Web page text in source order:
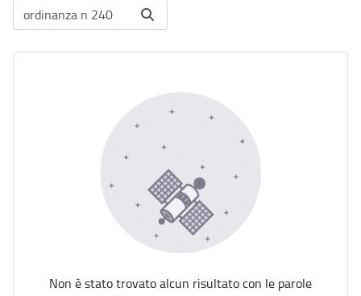
Non è stato trovato alcun risultato con le parole